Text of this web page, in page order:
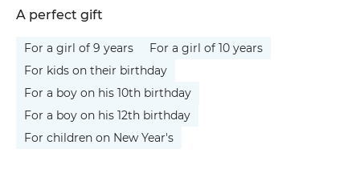
A perfect gift
For a girl of 9 years
For a girl of 10 years
For kids on their birthday
For a boy on his 10th birthday
For a boy on his 12th birthday
For children on New Year's